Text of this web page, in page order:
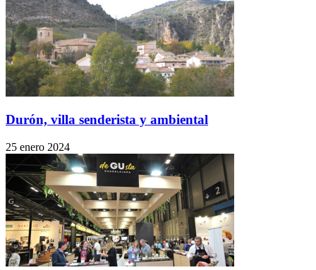
Durón, villa senderista y ambiental
25 enero 2024